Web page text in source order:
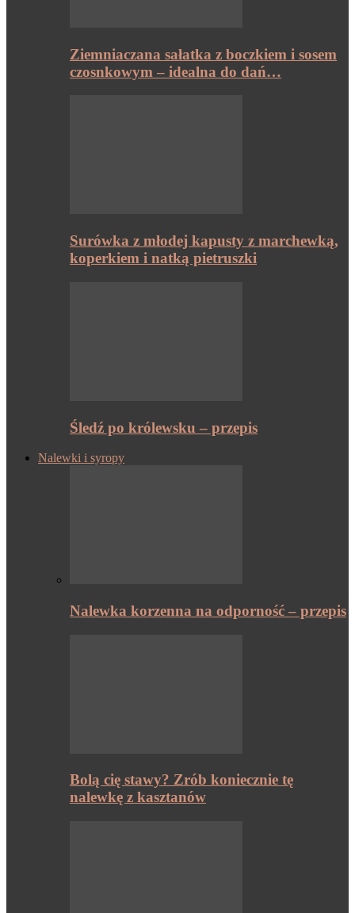
Ziemniaczana sałatka z boczkiem i sosem
czosnkowym – idealna do dań…
Surówka z młodej kapusty z marchewką,
koperkiem i natką pietruszki
Śledź po królewsku – przepis
Nalewki i syropy
Nalewka korzenna na odporność – przepis
Bolą cię stawy? Zrób koniecznie tę
nalewkę z kasztanów